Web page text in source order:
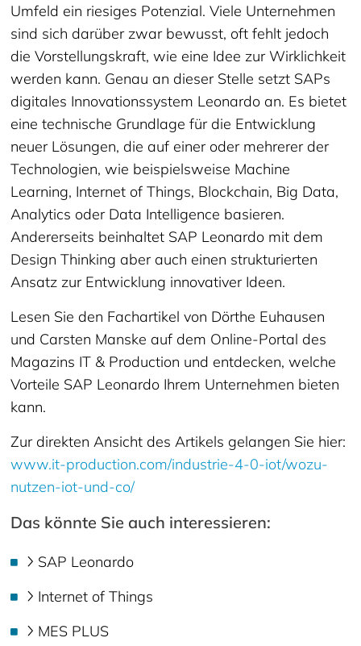
Umfeld ein riesiges Potenzial. Viele Unternehmen
sind sich darüber zwar bewusst, oft fehlt jedoch
die Vorstellungskraft, wie eine Idee zur Wirklichkeit
werden kann. Genau an dieser Stelle setzt SAPs
digitales Innovationssystem Leonardo an. Es bietet
eine technische Grundlage für die Entwicklung
neuer Lösungen, die auf einer oder mehrerer der
Technologien, wie beispielsweise Machine
Learning, Internet of Things, Blockchain, Big Data,
Analytics oder Data Intelligence basieren.
Andererseits beinhaltet SAP Leonardo mit dem
Design Thinking aber auch einen strukturierten
Ansatz zur Entwicklung innovativer Ideen.
Lesen Sie den Fachartikel von Dörthe Euhausen
und Carsten Manske auf dem Online-Portal des
Magazins IT & Production und entdecken, welche
Vorteile SAP Leonardo Ihrem Unternehmen bieten
kann.
Zur direkten Ansicht des Artikels gelangen Sie hier:
www.it-production.com/industrie-4-0-iot/wozu-
nutzen-iot-und-co/
Das könnte Sie auch interessieren:
SAP Leonardo
Internet of Things
MES PLUS